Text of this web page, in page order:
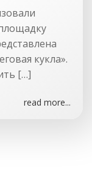
кукла».
[…]
read more...